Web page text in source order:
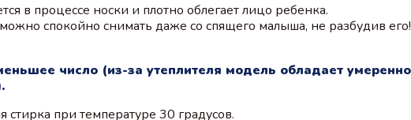
в процессе носки и плотно облегает лицо ребенка.
спокойно снимать даже со спящего малыша, не разбудив
число (из-за утеплителя модель обладает
стирка при температуре 30 градусов.